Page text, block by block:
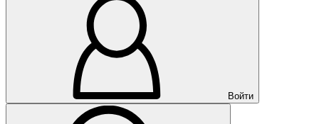
Войти